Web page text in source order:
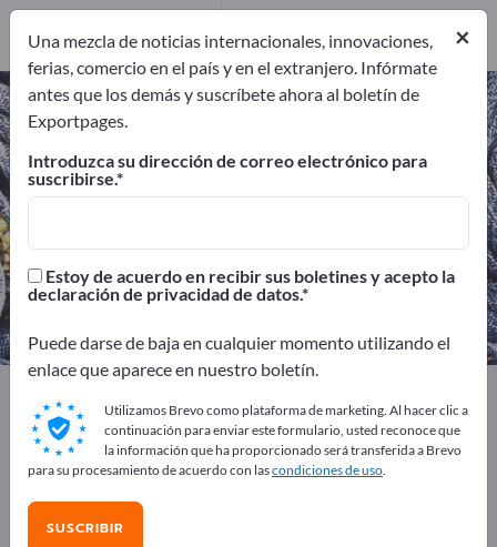
Ropa de trabajo / Ropa de
protección – encuentre
fabricantes y proveedores
80 71
Distribuidores
Distribuidores
Ropa de trabajo / Ropa de protección
¡Anúnciese gratis en Exportpages!
Necesidades – Ofertas – Productos usados – Contactos
×
Una mezcla de noticias internacionales, innovaciones,
ferias, comercio en el país y en el extranjero. Infórmate
antes que los demás y suscríbete ahora al boletín de
Exportpages.
Introduzca su dirección de correo electrónico para
suscribirse.
Estoy de acuerdo en recibir sus boletines y acepto la
declaración de privacidad de datos.
Puede darse de baja en cualquier momento utilizando el
enlace que aparece en nuestro boletín.
Utilizamos Brevo como plataforma de marketing. Al hacer clic a
continuación para enviar este formulario, usted reconoce que
la información que ha proporcionado será transferida a Brevo
para su procesamiento de acuerdo con lascondiciones de uso.
SUSCRIBIR